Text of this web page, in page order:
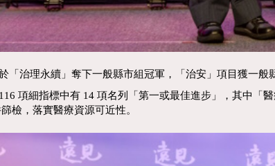
「治理永續」奪下一般縣市組冠軍，「治安」項目獲一
項細指標中有 14 項名列「第一或最佳進步」，其中「
檢，落實醫療資源可近性。